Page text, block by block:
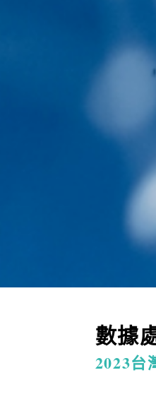
數據
2023台